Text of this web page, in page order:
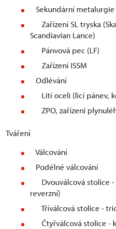
Sekundární metalurgie
Zařízení SL tryska
Scandiavian Lance)
Pánvová pec (LF)
Zařízení ISSM
Odlévání
Lití oceli (licí pánev,
ZPO, zařízeni
Tváření
Válcování
Podélné válcování
Dvouválcová stolice -
reverzní)
Tříválcová stolice -
Čtyřválcová stolice -